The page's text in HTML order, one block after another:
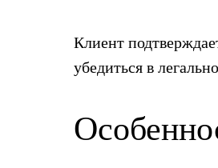
Клиент
убедиться в